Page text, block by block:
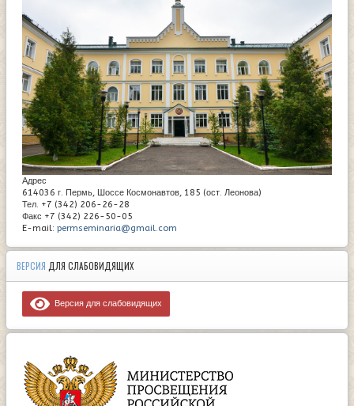
Адрес
614036 г. Пермь, Шоссе Космонавтов, 185 (ост. Леонова)
Тел. +7 (342) 206-26-28
Факс +7 (342) 226-50-05
E-mail: permseminaria@gmail.com
ВЕРСИЯ ДЛЯ СЛАБОВИДЯЩИХ
Версия для слабовидящих